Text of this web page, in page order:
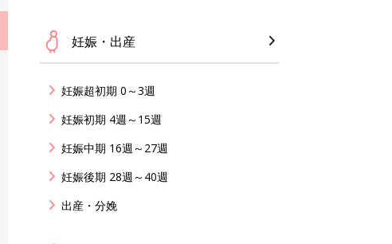
妊娠・出産
妊娠超初期 0～3週
妊娠初期 4週～15週
妊娠中期 16週～27週
妊娠後期 28週～40週
出産・分娩